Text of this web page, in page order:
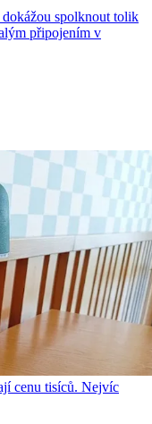
spolknout tolik
připojením v
cenu tisíců. Nejvíc